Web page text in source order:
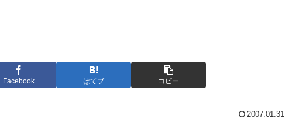
Facebook はてブ コピー
2007.01.31